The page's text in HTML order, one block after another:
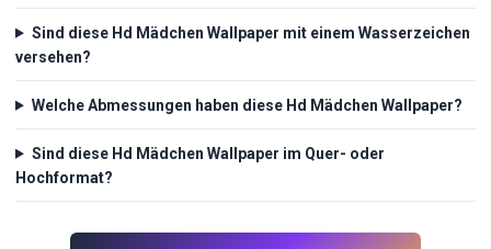
Sind diese Hd Mädchen Wallpaper mit einem Wasserzeichen
versehen?
Welche Abmessungen haben diese Hd Mädchen Wallpaper?
Sind diese Hd Mädchen Wallpaper im Quer- oder
Hochformat?